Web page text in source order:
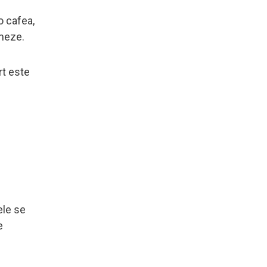
cafea,
este
se